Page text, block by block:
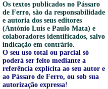
Os textos publicados no Pássaro
de Ferro, são da responsabilidade
e autoria dos seus editores
(António Luís e Paulo Mata) e
colaboradores identificados, salvo
indicação em contrário.
O seu uso total ou parcial só
poderá ser feito mediante a
referência explícita ao seu autor e
ao Pássaro de Ferro, ou sob sua
autorização expressa!